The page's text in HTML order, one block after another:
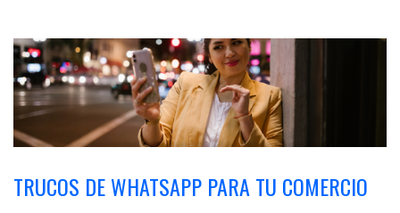
TRUCOS DE WHATSAPP PARA TU COMERCIO